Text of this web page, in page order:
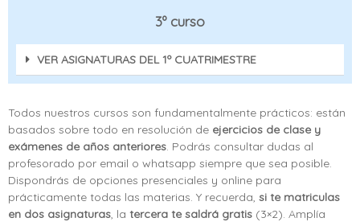
3º curso
VER ASIGNATURAS DEL 1º CUATRIMESTRE
Todos nuestros cursos son fundamentalmente prácticos: están
basados sobre todo en resolución de ejercicios de clase y
exámenes de años anteriores. Podrás consultar dudas al
profesorado por email o whatsapp siempre que sea posible.
Dispondrás de opciones presenciales y online para
prácticamente todas las materias. Y recuerda, si te matriculas
en dos asignaturas, la tercera te saldrá gratis (3×2). Amplía